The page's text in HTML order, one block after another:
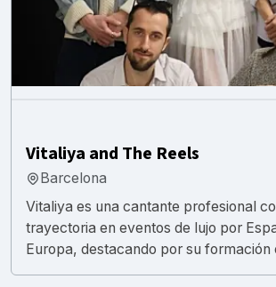
Vitaliya and The Reels
Barcelona
Vitaliya es una cantante profesional
trayectoria en eventos de lujo por
Europa, destacando por su formación